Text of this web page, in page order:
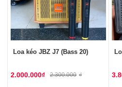
Loa kéo JBZ J7 (Bass 20)
2.300.000 ₫
2.000.000₫